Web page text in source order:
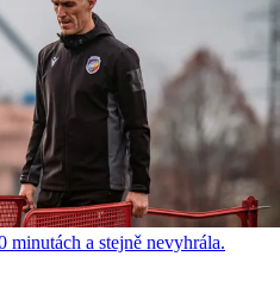
a stejně nevyhrála.